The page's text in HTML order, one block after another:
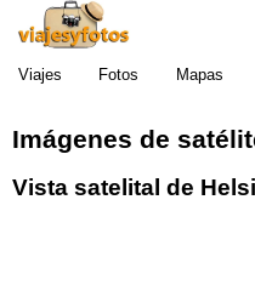
Viajes Fotos Mapas
Imágenes de
Vista satelital de